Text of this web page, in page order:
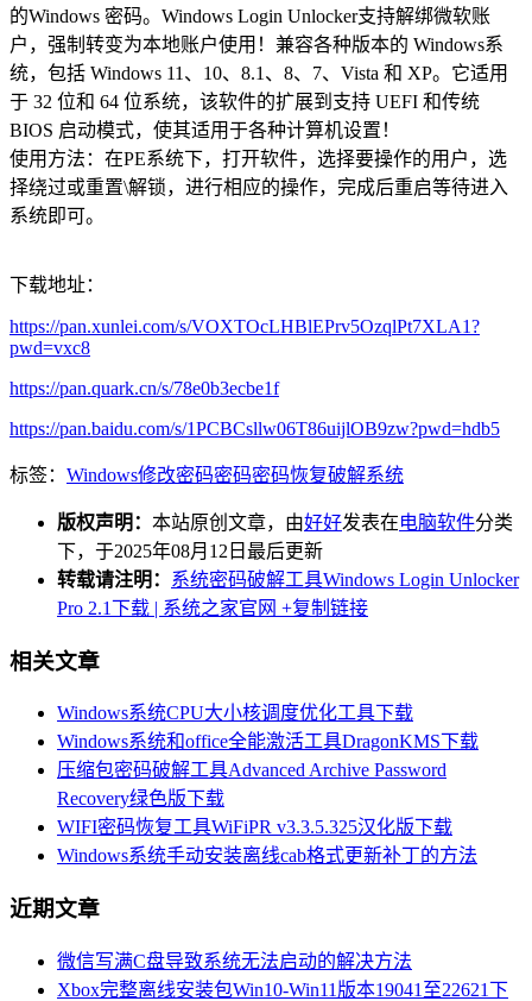
的Windows 密码。Windows Login Unlocker支持解绑微软账
户，强制转变为本地账户使用！兼容各种版本的 Windows系
统，包括 Windows 11、10、8.1、8、7、Vista 和 XP。它适用
于 32 位和 64 位系统，该软件的扩展到支持 UEFI 和传统
BIOS 启动模式，使其适用于各种计算机设置！
使用方法：在PE系统下，打开软件，选择要操作的用户，选
择绕过或重置\解锁，进行相应的操作，完成后重启等待进入
系统即可。
下载地址：
https://pan.xunlei.com/s/VOXTOcLHBlEPrv5OzqlPt7XLA1?
pwd=vxc8
https://pan.quark.cn/s/78e0b3ecbe1f
https://pan.baidu.com/s/1PCBCsllw06T86uijlOB9zw?pwd=hdb5
标签： Windows修改密码密码密码恢复破解系统
版权声明： 本站原创文章，由好好发表在电脑软件分类
下，于2025年08月12日最后更新
转载请注明： 系统密码破解工具Windows Login Unlocker
Pro 2.1下载 | 系统之家官网 +复制链接
相关文章
Windows系统CPU大小核调度优化工具下载
Windows系统和office全能激活工具DragonKMS下载
压缩包密码破解工具Advanced Archive Password
Recovery绿色版下载
WIFI密码恢复工具WiFiPR v3.3.5.325汉化版下载
Windows系统手动安装离线cab格式更新补丁的方法
近期文章
微信写满C盘导致系统无法启动的解决方法
Xbox完整离线安装包Win10-Win11版本19041至22621下